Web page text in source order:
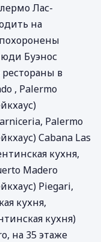
Лас-
на
Буэнос
в
, Palermo
Palermo
Cabana Las
кухня,
Madero
Piegari,
кухня,
кухня)
на 35 этаже